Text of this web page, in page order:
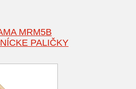
MRM5B
PALIČKY